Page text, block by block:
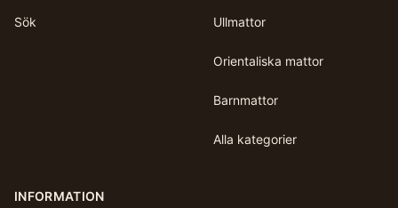
Sök Ullmattor
Orientaliska mattor
Barnmattor
Alla kategorier
INFORMATION